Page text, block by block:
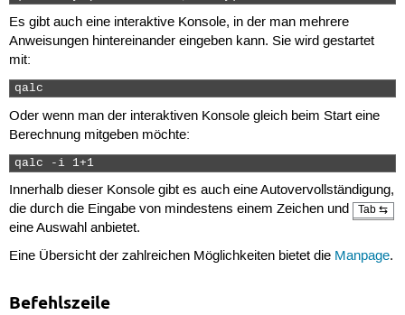
Es gibt auch eine interaktive Konsole, in der man mehrere
Anweisungen hintereinander eingeben kann. Sie wird gestartet
mit:
qalc
Oder wenn man der interaktiven Konsole gleich beim Start eine
Berechnung mitgeben möchte:
qalc -i 1+1
Innerhalb dieser Konsole gibt es auch eine Autovervollständigung,
die durch die Eingabe von mindestens einem Zeichen und
Tab ⇆
eine Auswahl anbietet.
Eine Übersicht der zahlreichen Möglichkeiten bietet die Manpage.
Befehlszeile